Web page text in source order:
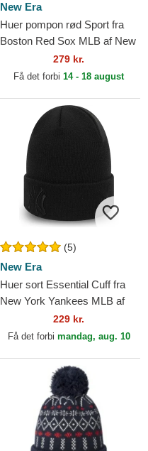
New Era
Huer pompon rød Sport fra
Boston Red Sox MLB af New
279 kr.
Få det forbi 14 - 18 august
(5)
New Era
Huer sort Essential Cuff fra
New York Yankees MLB af
229 kr.
Få det forbi mandag, aug. 10